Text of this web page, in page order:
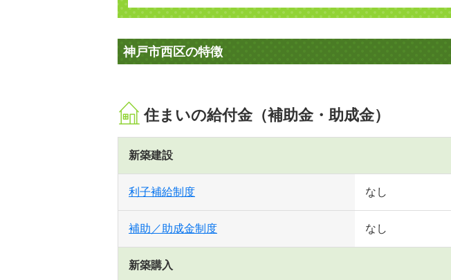
神戸市西区の特徴
住まいの給付金（補助金・助成金）
新築建設
利子補給制度 なし
補助／助成金制度 なし
新築購入